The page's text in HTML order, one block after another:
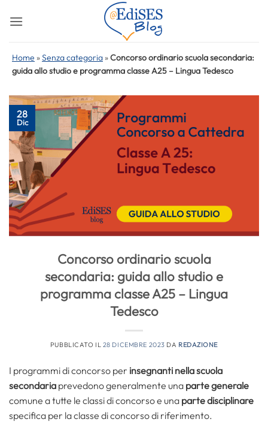
Home »Senza categoria »Concorso ordinario scuola secondaria:
guida allo studio e programma classe A25 – Lingua Tedesco
28
Dic
Concorso ordinario scuola
secondaria: guida allo studio e
programma classe A25 – Lingua
Tedesco
PUBBLICATO IL 28 DICEMBRE 2023 DA REDAZIONE
I programmi di concorso per insegnanti nella scuola
secondaria prevedono generalmente una parte generale
comune a tutte le classi di concorso e una parte disciplinare
specifica per la classe di concorso di riferimento.